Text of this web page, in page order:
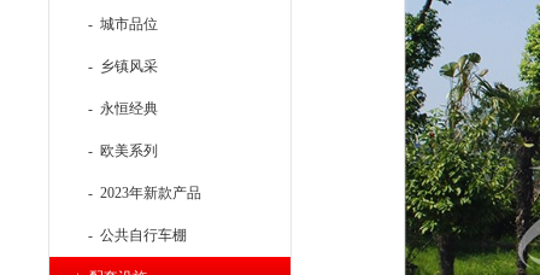
- 城市品位
- 乡镇风采
- 永恒经典
- 欧美系列
- 2023年新款产品
- 公共自行车棚